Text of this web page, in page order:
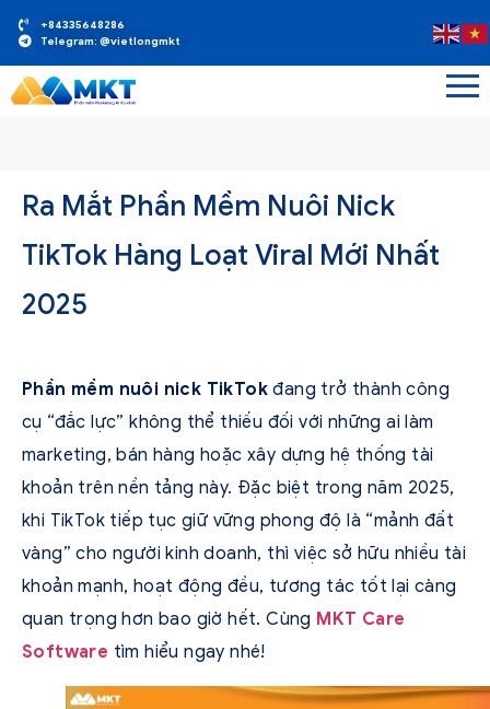
+84335648286
Telegram: @vietlongmkt
Ra Mắt Phần Mềm Nuôi Nick
TikTok Hàng Loạt Viral Mới Nhất
2025
Phần mềm nuôi nick TikTok đang trở thành công
cụ “đắc lực” không thể thiếu đối với những ai làm
marketing, bán hàng hoặc xây dựng hệ thống tài
khoản trên nền tảng này. Đặc biệt trong năm 2025,
khi TikTok tiếp tục giữ vững phong độ là “mảnh đất
vàng” cho người kinh doanh, thì việc sở hữu nhiều tài
khoản mạnh, hoạt động đều, tương tác tốt lại càng
quan trọng hơn bao giờ hết. Cùng MKT Care
Software tìm hiểu ngay nhé!